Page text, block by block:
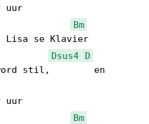
uur
Bm
Lisa se Klavier
Dsus4
D
word stil,        en
uur
Bm